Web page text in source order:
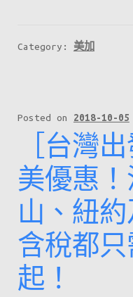
日
之
旅
只
係
起
仲
Category: 美加
Posted on 2018-10-05
［台灣
美優惠
山、紐
含稅都只
起！